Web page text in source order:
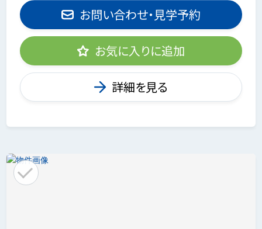
お問い合わせ・見学予約
お気に入りに追加
詳細を見る